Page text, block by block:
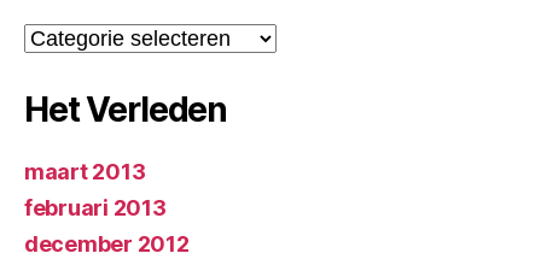
Categorisch
Het Verleden
maart 2013
februari 2013
december 2012